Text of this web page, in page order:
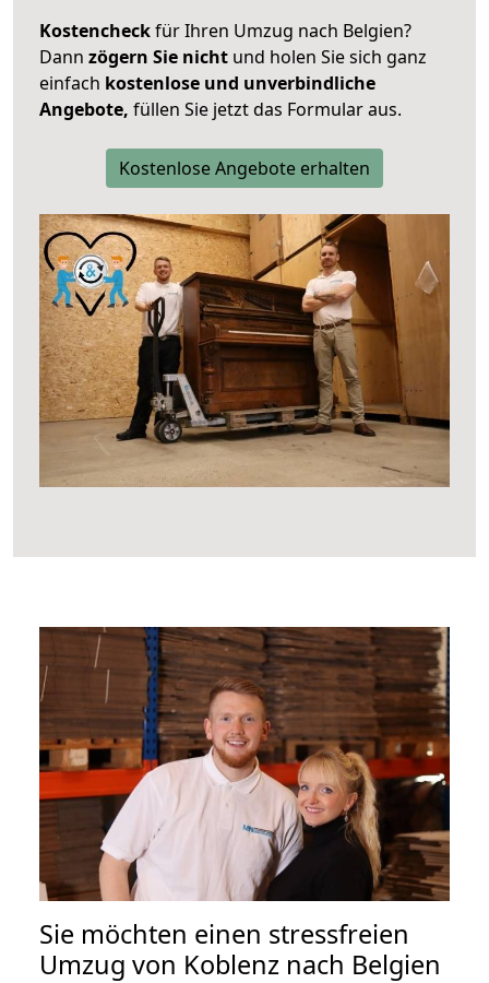
Kostencheckfür Ihren Umzug nach Belgien?
Dann zögern Sie nicht und holen Sie sich ganz
einfach kostenlose und unverbindliche
Angebote, füllen Sie jetzt das Formular aus.
Kostenlose Angebote erhalten
Sie möchten einen stressfreien
Umzug von Koblenz nach Belgien